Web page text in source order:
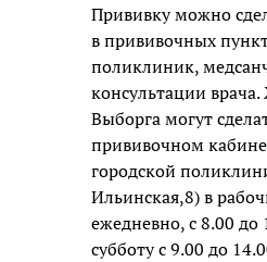
Прививку можно
в прививочных
поликлиник,
консультации
Выборга могут
прививочном
городской
Ильинская,8) в
ежедневно, с 8.00 до
субботу с 9.00 до